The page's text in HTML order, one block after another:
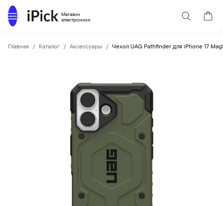
Магазин
электроники
Каталог
Поиск
Главная Каталог Аксессуары Чехол UAG Pathfinder для iPhone 17